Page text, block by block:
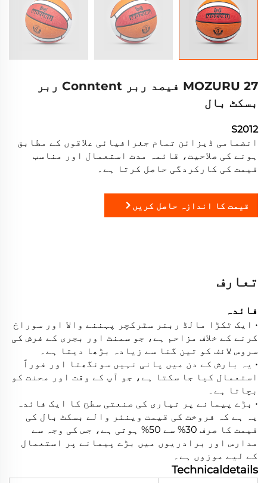
MOZURU 27 فیصد ربر Conntent ربر
بسکٹ بال
S2012
انضمامی ڈیزائن تمام جغرافیائی علاقوں کے مطابق
ہونے کی صلاحیت، قائمہ مدت استعمال اور مناسب
قیمت کی کارکردگی حاصل کرتا ہے۔
قیمت کا اندازہ حاصل کریں
تعارف
فائدہ
• ایک ٹکڑا مالڈ ربنر سٹرکچر پہننے والا اور سوراخ
کرنے کے خلاف مزاحم ہے، جو سمنٹ اور بجری کے فرش کی
سروس لائف کو تین گنا سے زیادہ بڑھا دیتا ہے۔
• یہ بارش کے دن میں پانی نہیں سونگھتا اور فوراً
استعمال کیا جا سکتا ہے، جو آپ کے وقت اور محنت کو
بچاتا ہے۔
• بڑے پیمانے پر تیاری کی صنعتی سطح کا ایک فائدہ
یہ ہے کہ فروخت کی قیمت وینئر والے بسکٹ بال کی
قیمت کا صرف 30% سے 50% ہوتی ہے، جس کی وجہ سے
مدارس اور برادریوں میں بڑے پیمانے پر استعمال
کے لیے موزوں ہے۔
Technicaldetails